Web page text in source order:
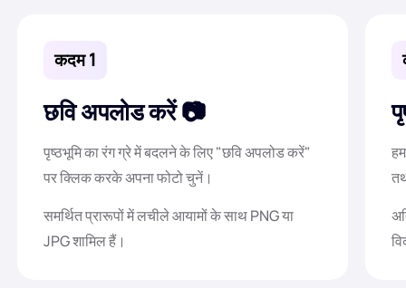
कदम 1
छवि अपलोड करें
पृष्ठभूमि का रंग ग्रे में बदलने के लिए "छवि अपलोड करें"
पर क्लिक करके अपना फोटो चुनें।
समर्थित प्रारूपों में लचीले आयामों के साथ PNG या
JPG शामिल हैं।